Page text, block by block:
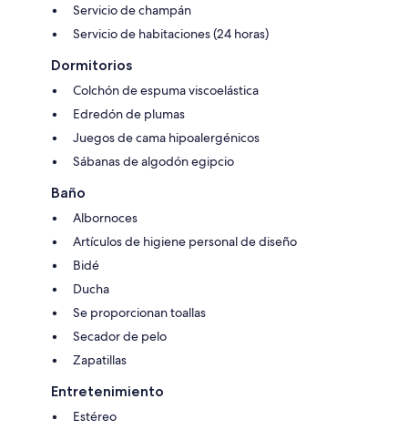
Servicio de champán
Servicio de habitaciones (24 horas)
Dormitorios
Colchón de espuma viscoelástica
Edredón de plumas
Juegos de cama hipoalergénicos
Sábanas de algodón egipcio
Baño
Albornoces
Artículos de higiene personal de diseño
Bidé
Ducha
Se proporcionan toallas
Secador de pelo
Zapatillas
Entretenimiento
Estéreo